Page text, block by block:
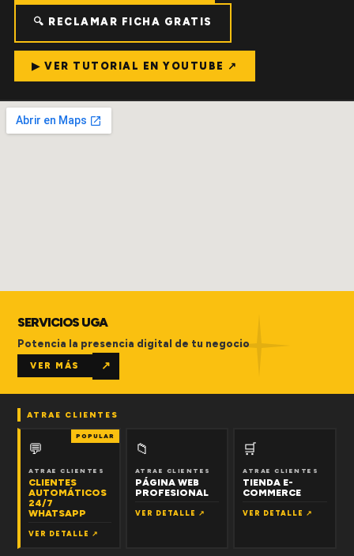
🔍 RECLAMAR FICHA GRATIS
▶ VER TUTORIAL EN YOUTUBE ↗
SERVICIOS UGA
Potencia la presencia digital de tu negocio
VER MÁS ↗
ATRAE CLIENTES
POPULAR
💬
ATRAE CLIENTES
CLIENTES
AUTOMÁTICOS
24/7
WHATSAPP
VER DETALLE ↗
📁
ATRAE CLIENTES
PÁGINA WEB
PROFESIONAL
VER DETALLE ↗
🛒
ATRAE CLIENTES
TIENDA E-
COMMERCE
VER DETALLE ↗